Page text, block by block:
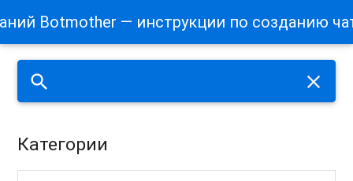
Botmother — инструкции по созданию
search close
Категории